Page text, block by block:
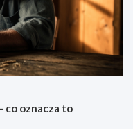
co oznacza to